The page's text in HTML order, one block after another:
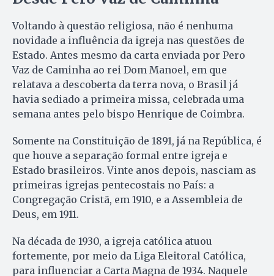
Voltando à questão religiosa, não é nenhuma
novidade a influência da igreja nas questões de
Estado. Antes mesmo da carta enviada por Pero
Vaz de Caminha ao rei Dom Manoel, em que
relatava a descoberta da terra nova, o Brasil já
havia sediado a primeira missa, celebrada uma
semana antes pelo bispo Henrique de Coimbra.
Somente na Constituição de 1891, já na República, é
que houve a separação formal entre igreja e
Estado brasileiros. Vinte anos depois, nasciam as
primeiras igrejas pentecostais no País: a
Congregação Cristã, em 1910, e a Assembleia de
Deus, em 1911.
Na década de 1930, a igreja católica atuou
fortemente, por meio da Liga Eleitoral Católica,
para influenciar a Carta Magna de 1934. Naquele